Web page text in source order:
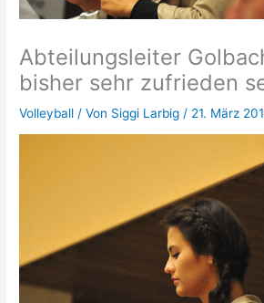
Abteilungsleiter
bisher sehr zufrieden
Volleyball / Von Siggi Larbig / 21. März